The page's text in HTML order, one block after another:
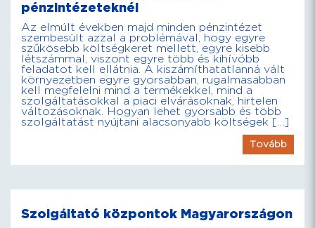
pénzintézeteknél
Az elmúlt években majd minden pénzintézet
szembesült azzal a problémával, hogy egyre
szűkösebb költségkeret mellett, egyre kisebb
létszámmal, viszont egyre több és kihívóbb
feladatot kell ellátnia. A kiszámíthatatlanná vált
környezetben egyre gyorsabban, rugalmasabban
kell megfelelni mind a termékekkel, mind a
szolgáltatásokkal a piaci elvárásoknak, hirtelen
változásoknak. Hogyan lehet gyorsabb és több
szolgáltatást nyújtani alacsonyabb költségek […]
Tovább
Szolgáltató központok Magyarországon